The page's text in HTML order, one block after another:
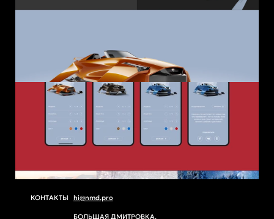
КОНТАКТЫ hi@nmd.pro
БОЛЬШАЯ ДМИТРОВКА,